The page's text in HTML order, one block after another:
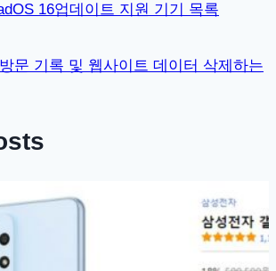
16업데이트 지원 기기 목록
문 기록 및 웹사이트 데이터 삭제하는